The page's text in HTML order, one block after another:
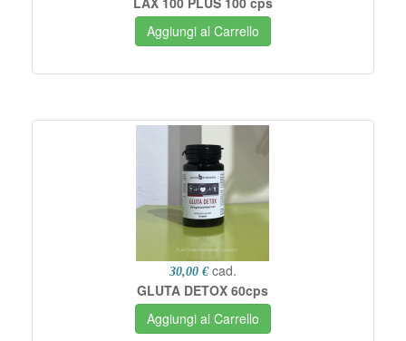
Aggiungi al Carrello
30,00 € cad.
GLUTA DETOX 60cps
Aggiungi al Carrello